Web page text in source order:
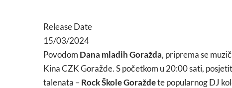
Release Date
15/03/2024
Povodom Dana mladih Goražda, priprema se
Kina CZK Goražde. S početkom u 20:00 sati,
talenata –Rock Škole Goraždete popularnog DJ